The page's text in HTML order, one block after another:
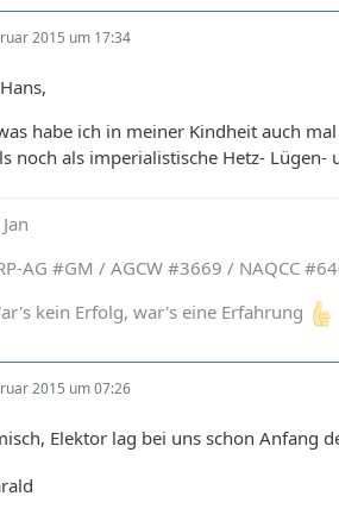
2015 um 17:34
habe ich in meiner Kindheit auch
noch als imperialistische Hetz-
AG #GM / AGCW #3669 / NAQCC
kein Erfolg, war's eine Erfahrung
2015 um 07:26
Elektor lag bei uns schon Anfang